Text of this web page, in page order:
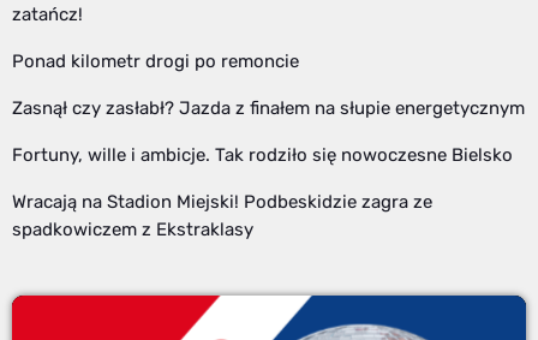
zatańcz!
Ponad kilometr drogi po remoncie
Zasnął czy zasłabł? Jazda z finałem na słupie energetycznym
Fortuny, wille i ambicje. Tak rodziło się nowoczesne Bielsko
Wracają na Stadion Miejski! Podbeskidzie zagra ze
spadkowiczem z Ekstraklasy